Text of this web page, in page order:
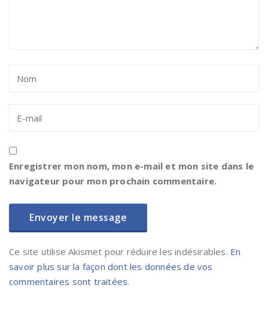
Enregistrer mon nom, mon e-mail et mon site dans le
navigateur pour mon prochain commentaire.
Ce site utilise Akismet pour réduire les indésirables. En
savoir plus sur la façon dont les données de vos
commentaires sont traitées.